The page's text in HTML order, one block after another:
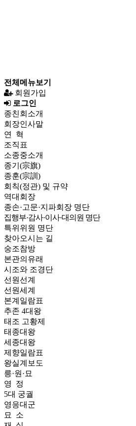
전체메뉴보기
회원가입
로그인
종친회소개
회장인사말
연 혁
조직표
소종중소개
종기(宗旗)
종훈(宗訓)
회칙(정관) 및 규약
역대회장
종손·고문·지파회장 명단
집행부·감사·이사·대의원 명단
특위위원 명단
찾아오시는 길
숭조참방
본관의유래
시조와 조경단
선원선계
선원세계
본계일람표
추존 4대왕
태조 고황제
태종대왕
세종대왕
제향일람표
왕실계보도
릉·원·묘
영 정
5대 궁궐
영응대군
묘 소